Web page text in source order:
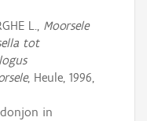
L., Moorsele
tot
, Heule, 1996,
donjon in